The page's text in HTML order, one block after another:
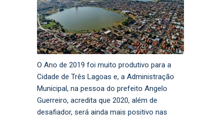
O Ano de 2019 foi muito produtivo para a
Cidade de Três Lagoas e, a Administração
Municipal, na pessoa do prefeito Angelo
Guerreiro, acredita que 2020, além de
desafiador, será ainda mais positivo nas